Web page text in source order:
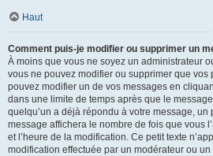
Haut
Comment puis-je modifier ou supprimer un
À moins que vous ne soyez un administrateur
vous ne pouvez modifier ou supprimer que vos
pouvez modifier un de vos messages en
dans une limite de temps après que le
quelqu’un a déjà répondu à votre message, un
message affichera le nombre de fois que vous
et l’heure de la modification. Ce petit texte
modification effectuée par un modérateur ou un